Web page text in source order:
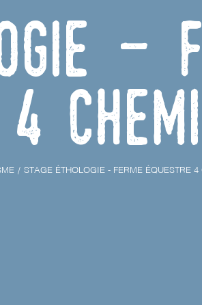
-
STAGE ÉTHOLOGIE - FERME ÉQUESTRE 4